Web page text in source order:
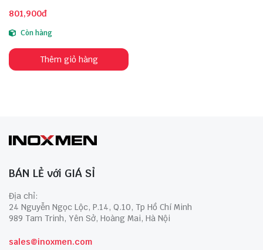
801,900đ
Còn hàng
Thêm giỏ hàng
BÁN LẺ với GIÁ SỈ
Địa chỉ:
24 Nguyễn Ngọc Lộc, P.14, Q.10, Tp Hồ Chí Minh
989 Tam Trinh, Yên Sở, Hoàng Mai, Hà Nội
sales@inoxmen.com